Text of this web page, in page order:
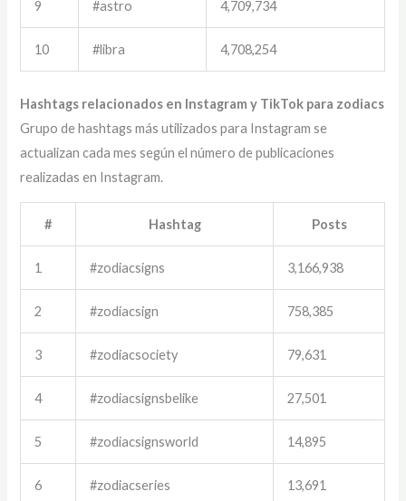
9 #astro 4,709,734
10 #libra 4,708,254
Hashtags relacionados en Instagram y TikTok para zodiacs
Grupo de hashtags más utilizados para Instagram se
actualizan cada mes según el número de publicaciones
realizadas en Instagram.
# Hashtag Posts
1 #zodiacsigns 3,166,938
2 #zodiacsign 758,385
3 #zodiacsociety 79,631
4 #zodiacsignsbelike 27,501
5 #zodiacsignsworld 14,895
6 #zodiacseries 13,691